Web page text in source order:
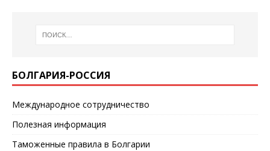
БОЛГАРИЯ-РОССИЯ
Международное сотрудничество
Полезная информация
Таможенные правила в Болгарии